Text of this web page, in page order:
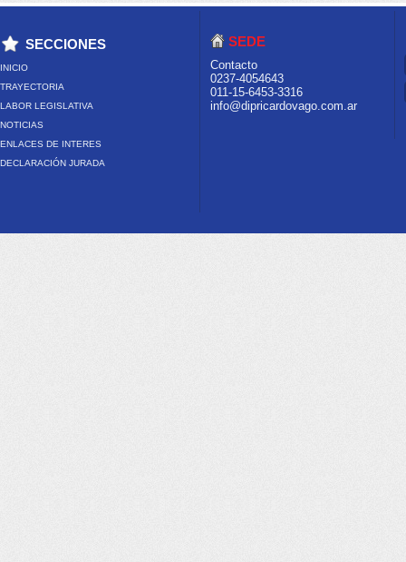
SECCIONES
INICIO
TRAYECTORIA
LABOR LEGISLATIVA
NOTICIAS
ENLACES DE INTERES
DECLARACIÓN JURADA
SEDE
Contacto
0237-4054643
011-15-6453-3316
info@dipricardovago.com.ar